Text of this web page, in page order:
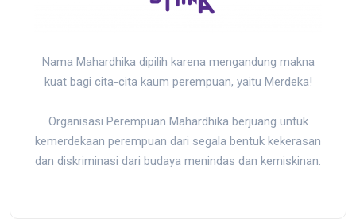
Nama Mahardhika dipilih karena mengandung makna
kuat bagi cita-cita kaum perempuan, yaitu Merdeka!
Organisasi Perempuan Mahardhika berjuang untuk
kemerdekaan perempuan dari segala bentuk kekerasan
dan diskriminasi dari budaya menindas dan kemiskinan.